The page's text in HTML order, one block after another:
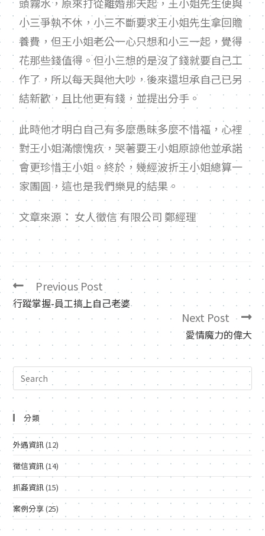
小三爭執不休，小三不斷要求王小姐先生拿回贍
養費，但王小姐老公一心只想和小三一起，覺得
花那些錢值得。但小三想的是沒了錢就要自己工
作了，所以每天與他大吵，後來還坦承自己已另
結新歡，且比他更有錢，並提出分手。
此時他才明白自己有多麼愚昧多麼不惜福，心裡
對王小姐滿懷愧疚，哭著要王小姐原諒他並承諾
會更珍惜王小姐。終於，幾經波折王小姐總算一
家團圓，這也是我們樂見的結果。
文章來源： 女人徵信 有限公司 鄭經理
Previous Post
行蹤掌握-員工搞上自己老婆
Next Post
愛情魔力的偉大
分類
外遇資訊(12)
徵信資訊(14)
抓姦資訊(15)
案例分享(25)